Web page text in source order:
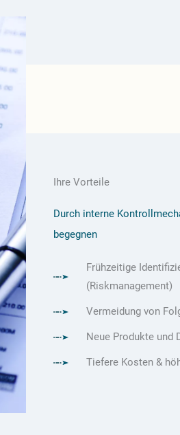
Ihre Vorteile
Durch interne
begegnen
Frühzeitige
(Riskmanagement)
Vermeidung von
Neue Produkte und
Tiefere Kosten &